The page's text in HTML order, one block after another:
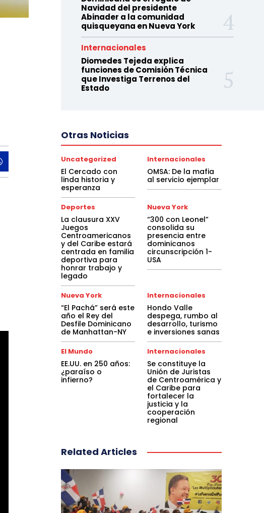
Navidad del presidente
Abinader a la comunidad
quisqueyana en Nueva York
Internacionales
Diomedes Tejeda explica
funciones de Comisión Técnica
que Investiga Terrenos del
Estado
Otras Noticias
Uncategorized
El Cercado con
linda historia y
esperanza
Internacionales
OMSA: De la mafia
al servicio ejemplar
Deportes
La clausura XXV
Juegos
Centroamericanos
y del Caribe estará
centrada en familia
deportiva para
honrar trabajo y
legado
Nueva York
“300 con Leonel”
consolida su
presencia entre
dominicanos
circunscripción 1-
USA
Nueva York
“El Pachá” será este
año el Rey del
Desfile Dominicano
de Manhattan-NY
Internacionales
Hondo Valle
despega, rumbo al
desarrollo, turismo
e inversiones sanas
El Mundo
EE.UU. en 250 años:
¿paraíso o
infierno?
Internacionales
Se constituye la
Unión de Juristas
de Centroamérica y
el Caribe para
fortalecer la
justicia y la
cooperación
regional
Related Articles